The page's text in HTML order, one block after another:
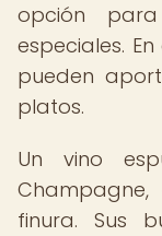
opción
especiales.
pueden
platos.
Un vino
finura. Sus